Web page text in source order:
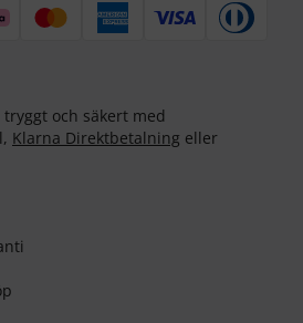
och säkert med
Klarna Direktbetalning eller